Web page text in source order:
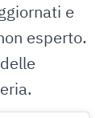
e
esperto.